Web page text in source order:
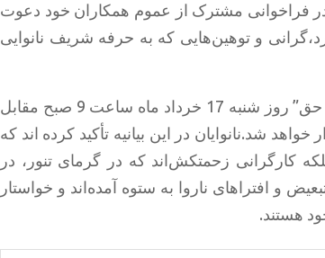
روز پنجشنبه 15 خردادماه، در فراخوانی مشترک از عموم همکاران خود دعوت
و توهین‌هایی که به حرفه شریف نانوایی
این فراخوان با شعار “برای نان،برای حرمت،برای حق” روز شنبه 17 خرداد ماه ساعت 9 صبح مقابل
شد.نانوایان در این بیانیه تأکید کرده اند که
کارگرانی زحمتکش‌اند که در گرمای تنور، در
و افتراهای ناروا به ستوه آمده‌اند و خواستار
هستند.